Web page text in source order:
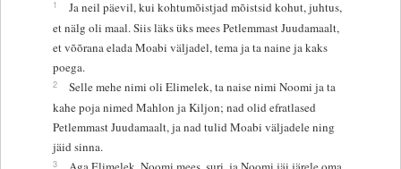
1
Ja neil päevil, kui kohtumõistjad mõistsid kohut, juhtus,
et nälg oli maal. Siis läks üks mees Petlemmast Juudamaalt,
et võõrana elada Moabi väljadel, tema ja ta naine ja kaks
poega.
2
Selle mehe nimi oli Elimelek, ta naise nimi Noomi ja ta
kahe poja nimed Mahlon ja Kiljon; nad olid efratlased
Petlemmast Juudamaalt, ja nad tulid Moabi väljadele ning
jäid sinna.
3